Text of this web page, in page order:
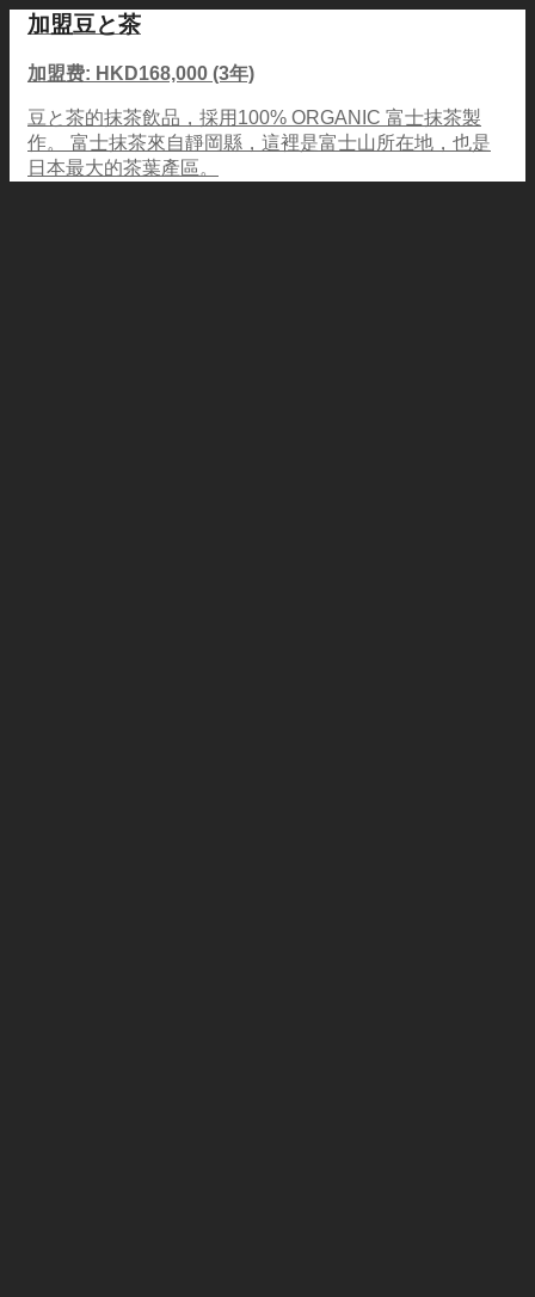
加盟豆と茶
加盟费: HKD168,000 (3年)
豆と茶的抹茶飲品，採用100% ORGANIC 富士抹茶製
作。 富士抹茶來自靜岡縣，這裡是富士山所在地，也是
日本最大的茶葉產區。